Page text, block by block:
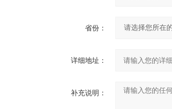
省份：
详细地址：
补充说明：